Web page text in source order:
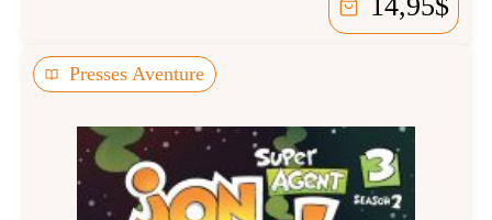
Presses Aventure